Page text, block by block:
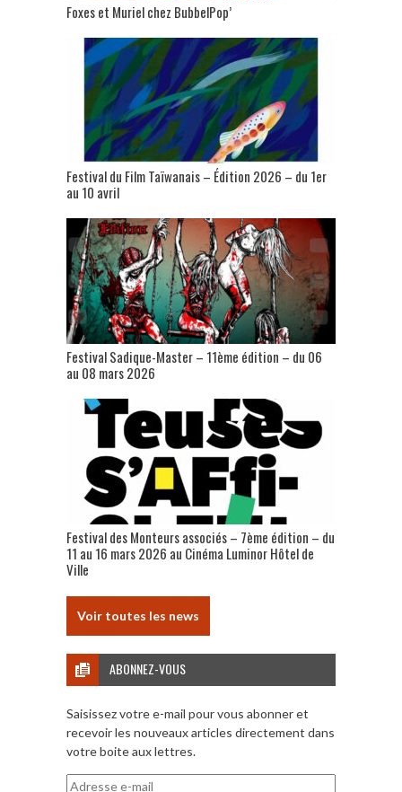
Foxes et Muriel chez BubbelPop’
Festival du Film Taïwanais – Édition 2026 – du 1er
au 10 avril
Festival Sadique-Master – 11ème édition – du 06
au 08 mars 2026
Festival des Monteurs associés – 7ème édition – du
11 au 16 mars 2026 au Cinéma Luminor Hôtel de
Ville
Voir toutes les news
ABONNEZ-VOUS
Saisissez votre e-mail pour vous abonner et
recevoir les nouveaux articles directement dans
votre boite aux lettres.
Adresse